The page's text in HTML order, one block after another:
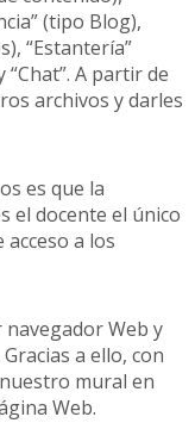
(tipo Blog),
“Estantería”
A partir de
archivos y darles
es que la
el docente el único
a los
navegador Web y
a ello, con
mural en
Web.